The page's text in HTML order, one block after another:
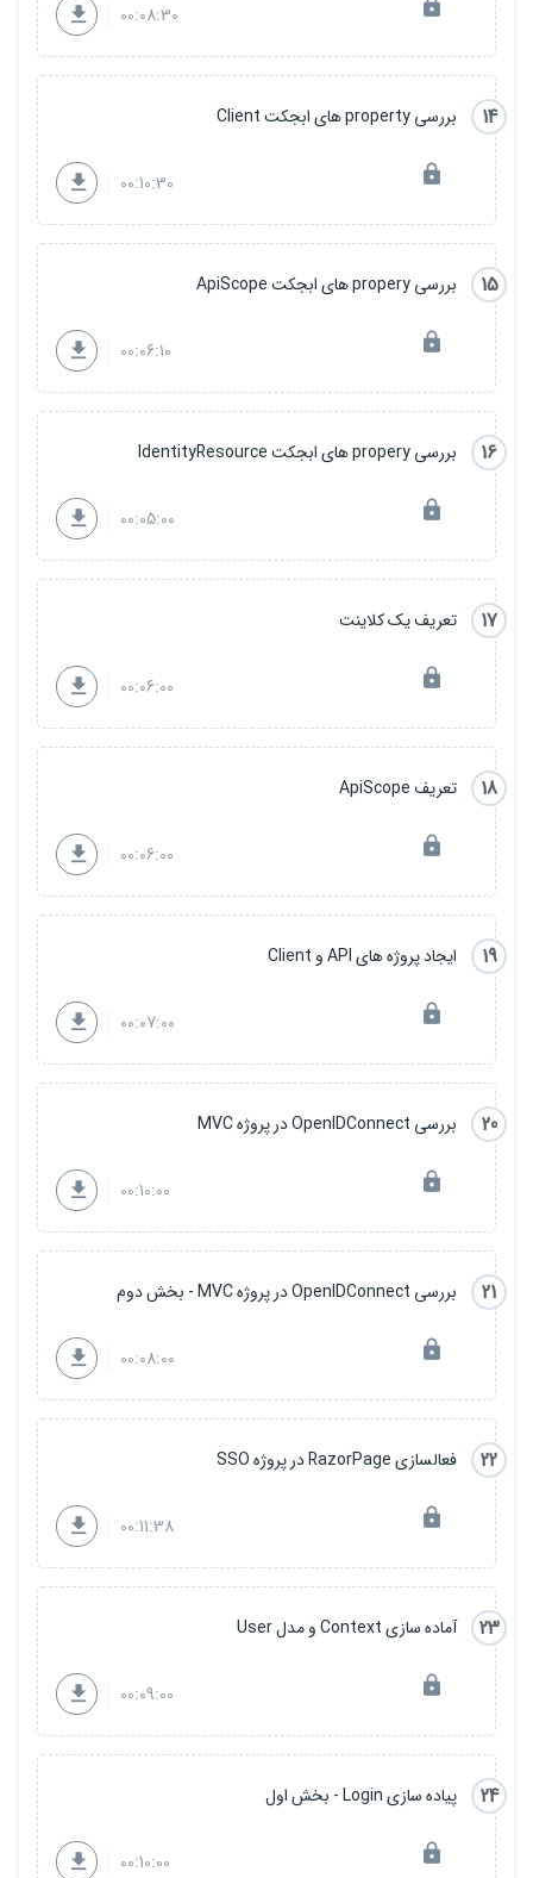
00:08:30
14 بررسی property های ابجکت Client
00:10:30
15 بررسی propery های ابجکت ApiScope
00:06:10
16 بررسی propery های ابجکت IdentityResource
00:05:00
17 تعریف یک کلاینت
00:06:00
18 تعریف ApiScope
00:06:00
19 ایجاد پروژه های API و Client
00:07:00
20 بررسی OpenIDConnect در پروژه MVC
00:10:00
21 بررسی OpenIDConnect در پروژه MVC - بخش دوم
00:08:00
22 فعالسازی RazorPage در پروژه SSO
00:11:38
23 آماده سازی Context و مدل User
00:09:00
24 پیاده سازی Login - بخش اول
00:10:00